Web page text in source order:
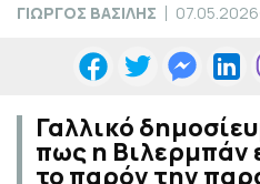
ΓΙΩΡΓΟΣ ΒΑΣΙΛΗΣ
Γαλλικό
πως η Βιλερμπάν
το παρόν την